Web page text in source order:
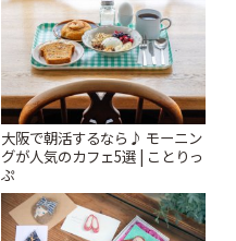
大阪で朝活するなら♪ モーニン
グが人気のカフェ5選 | ことりっ
ぷ